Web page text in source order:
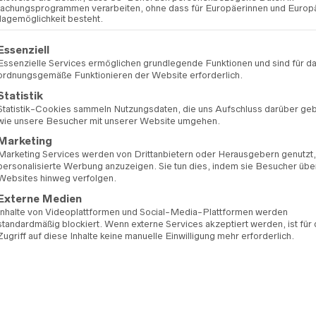
ZUR
KATEGORIEN:
MARKE:
verarbeiten, ohne dass für Europäerinnen und
besteht.
eine Liste der Service-Gruppen, für die eine Einwilligung erteilt
Essenziell
Services ermöglichen grundlegende Funktionen und sind für
Funktionieren der Website erforderlich.
Cookies sammeln Nutzungsdaten, die uns Aufschluss darüber
unsere Besucher mit unserer Website umgehen.
Marketing
Services werden von Drittanbietern oder Herausgebern genutzt,
Werbung anzuzeigen. Sie tun dies, indem sie Besucher
hinweg verfolgen.
Medien
von Videoplattformen und Social-Media-Plattformen werden
blockiert. Wenn externe Services akzeptiert werden, ist für
auf diese Inhalte keine manuelle Einwilligung mehr erforderlich.